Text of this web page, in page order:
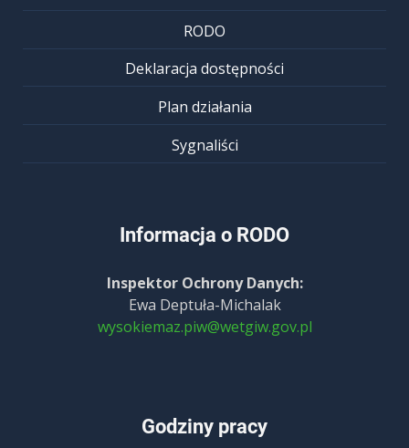
RODO
Deklaracja dostępności
Plan działania
Sygnaliści
Informacja o RODO
Inspektor Ochrony Danych:
Ewa Deptuła-Michalak
wysokiemaz.piw@wetgiw.gov.pl
Godziny pracy